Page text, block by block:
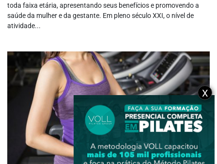
toda faixa etária, apresentando seus benefícios e promovendo a
saúde da mulher e da gestante. Em pleno século XXI, o nível de
atividade...
X